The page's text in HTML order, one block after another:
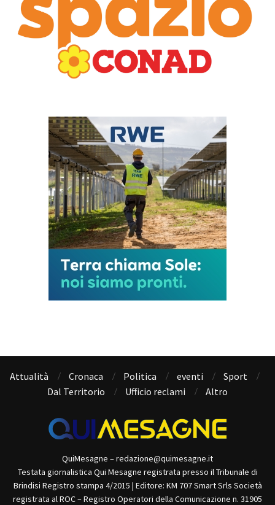
Attualità Cronaca Politica eventi
Sport
Dal Territorio
Ufficio reclami Altro
QuiMesagne – redazione@quimesagne.it
Testata giornalistica Qui Mesagne registrata presso il Tribunale di
Brindisi Registro stampa 4/2015 | Editore: KM 707 Smart Srls Società
registrata al ROC – Registro Operatori della Comunicazione n. 31905